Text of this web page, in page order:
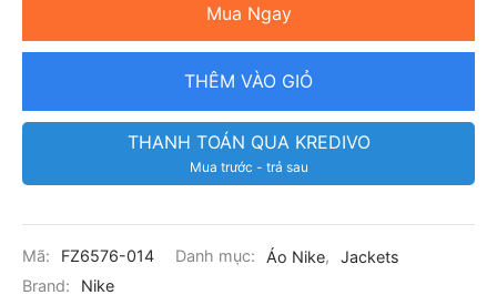
Mua Ngay
THÊM VÀO GIỎ
THANH TOÁN QUA KREDIVO
Mua trước - trả sau
Mã: FZ6576-014 Danh mục: Áo Nike,
Jackets
Brand:
Nike